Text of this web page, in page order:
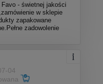
- świetnej jakości
w sklepie
zapakowane
zadowolenie
04